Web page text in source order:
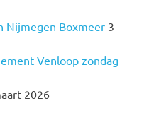
Nijmegen Boxmeer 3
Venloop zondag
2026